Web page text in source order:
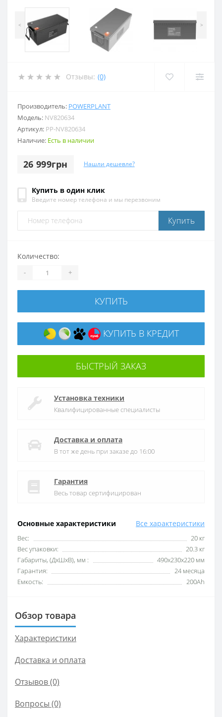
< >
Отзывы: (0)
Производитель: POWERPLANT
Модель: NV820634
Артикул: PP-NV820634
Наличие: Есть в наличии
26 999грн Нашли дешевле?
Купить в один клик
Введите номер телефона и мы перезвоним
Купить
Основные характеристики Все характеристики
Вес:
20 кг
Вес упаковки:
20.3 кг
Габариты, (ДхШхВ), мм :
490х230х220 мм
Гарантия:
24 месяца
Емкость:
200Ah
Количество:
- +
КУПИТЬ
КУПИТЬ В КРЕДИТ
БЫСТРЫЙ ЗАКАЗ
Установка техники
Квалифицированные специалисты
Доставка и оплата
В тот же день при заказе до 16:00
Гарантия
Весь товар сертифицирован
Обзор товара
Характеристики
Доставка и оплата
Отзывов (0)
Вопросы (0)